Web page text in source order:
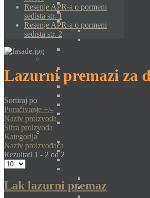
Resenje APR-a o pormeni
sedista str. 1
Resenje APR-a o pormeni
sedista str. 2
Lazurni premazi za
Sortiraj po
Poručivanje +/-
Naziv proizvoda
Šifra proizvoda
Kategorija
Naziv proizvođača
Rezultati 1 - 2 od 2
Lak lazurni premaz